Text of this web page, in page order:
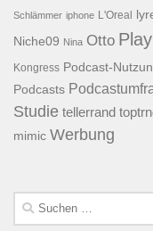
Schlämmer iphone L'Oreal
Niche09 Nina Otto
Kongress Podcast-
Podcasts
Studie tellerrand
mimic Werbung
Suchen
nach: